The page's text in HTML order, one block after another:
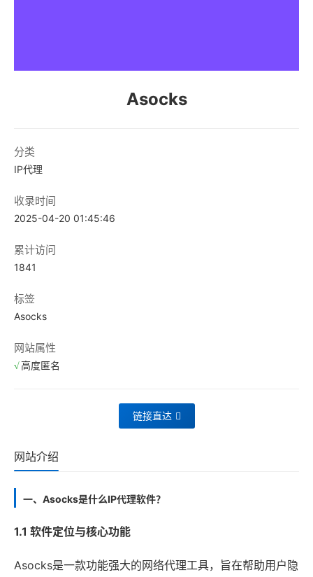
Asocks
分类
IP代理
收录时间
2025-04-20 01:45:46
累计访问
1841
标签
Asocks
网站属性
高度匿名
链接直达
网站介绍
一、Asocks是什么IP代理软件？
1.1 软件定位与核心功能
Asocks是一款功能强大的网络代理工具，旨在帮助用户隐